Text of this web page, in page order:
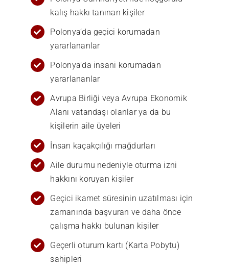
kalış hakkı tanınan kişiler
Polonya’da geçici korumadan
yararlananlar
Polonya’da insani korumadan
yararlananlar
Avrupa Birliği veya Avrupa Ekonomik
Alanı vatandaşı olanlar ya da bu
kişilerin aile üyeleri
İnsan kaçakçılığı mağdurları
Aile durumu nedeniyle oturma izni
hakkını koruyan kişiler
Geçici ikamet süresinin uzatılması için
zamanında başvuran ve daha önce
çalışma hakkı bulunan kişiler
Geçerli oturum kartı (Karta Pobytu)
sahipleri